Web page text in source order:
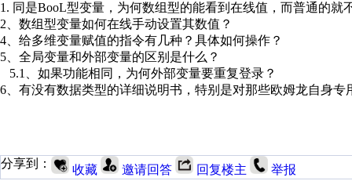
1. 同是BooL型变量，为何数组型的能看到在线值，而普通的就
2、数组型变量如何在线手动设置其数值？
4、给多维变量赋值的指令有几种？具体如何操作？
5、全局变量和外部变量的区别是什么？
5.1、如果功能相同，为何外部变量要重复登录？
6、有没有数据类型的详细说明书，特别是对那些欧姆龙自身专
分享到： 收藏 邀请回答 回复楼主 举报